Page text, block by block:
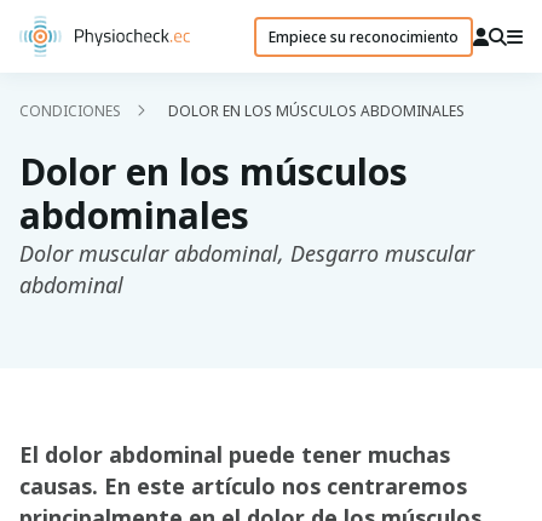
Empiece su reconocimiento
CONDICIONES DOLOR EN LOS MÚSCULOS ABDOMINALES
Dolor en los músculos
abdominales
Dolor muscular abdominal, Desgarro muscular
abdominal
El dolor abdominal puede tener muchas
causas. En este artículo nos centraremos